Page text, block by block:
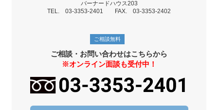
バーナードハウス203
TEL. 03-3353-2401 FAX. 03-3353-2402
ご相談無料
ご相談・お問い合わせはこちらから
※オンライン面談も受付中！